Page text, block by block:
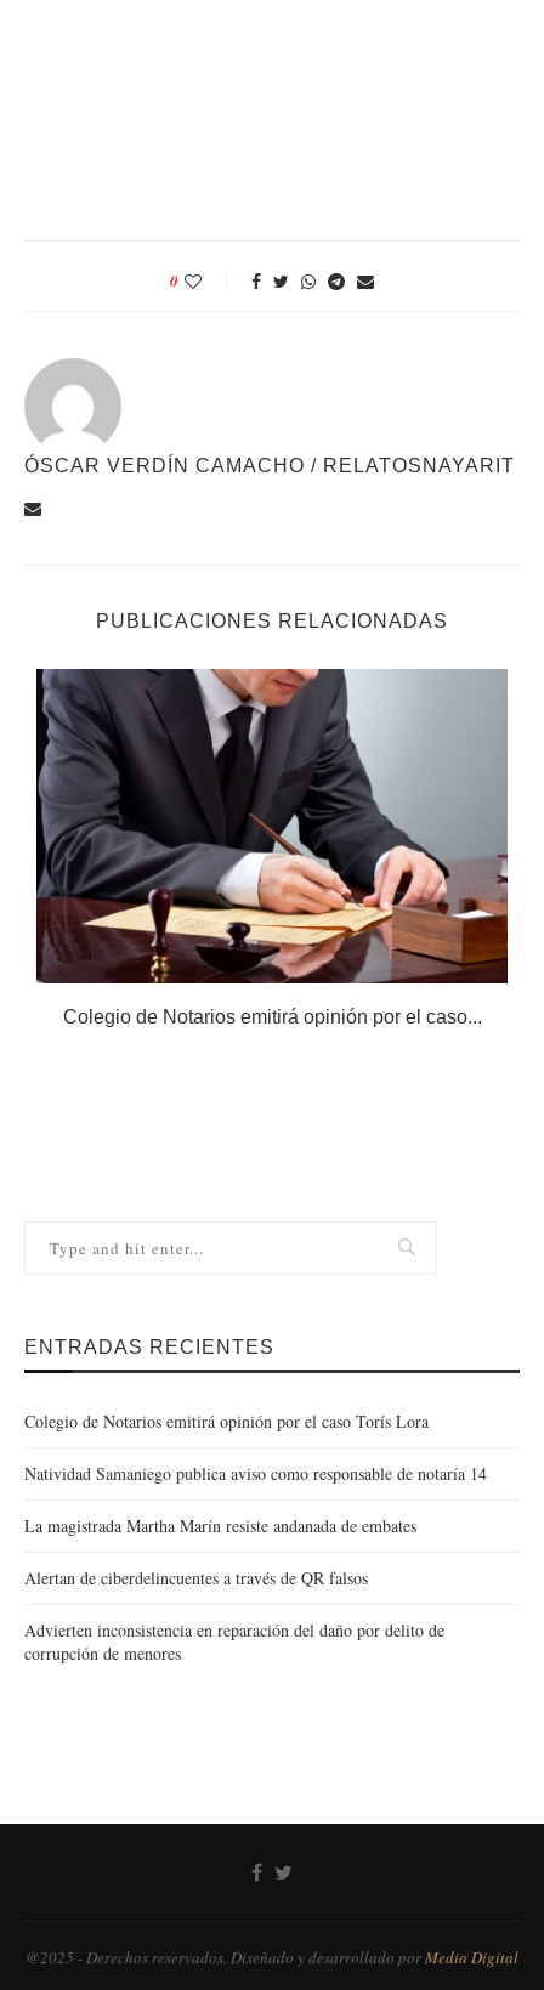
0
ÓSCAR VERDÍN CAMACHO / RELATOSNAYARIT
PUBLICACIONES RELACIONADAS
Colegio de Notarios emitirá opinión por el caso...
ENTRADAS RECIENTES
Colegio de Notarios emitirá opinión por el caso Torís Lora
Natividad Samaniego publica aviso como responsable de notaría 14
La magistrada Martha Marín resiste andanada de embates
Alertan de ciberdelincuentes a través de QR falsos
Advierten inconsistencia en reparación del daño por delito de
corrupción de menores
@2025 - Derechos reservados. Diseñado y desarrollado porMedia Digital